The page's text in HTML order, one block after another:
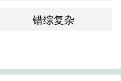
错综复杂